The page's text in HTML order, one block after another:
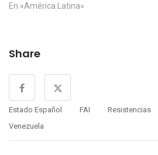
En «América Latina»
Share
Estado Español FAI
Resistencias
Venezuela